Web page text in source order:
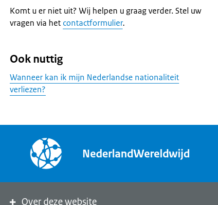
Komt u er niet uit? Wij helpen u graag verder. Stel uw
vragen via het contactformulier.
Ook nuttig
Wanneer kan ik mijn Nederlandse nationaliteit
verliezen?
NederlandWereldwijd
Over deze website